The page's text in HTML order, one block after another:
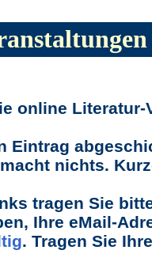
online
Eintrag
nichts.
tragen Sie
Ihre eMail-
. Tragen Sie